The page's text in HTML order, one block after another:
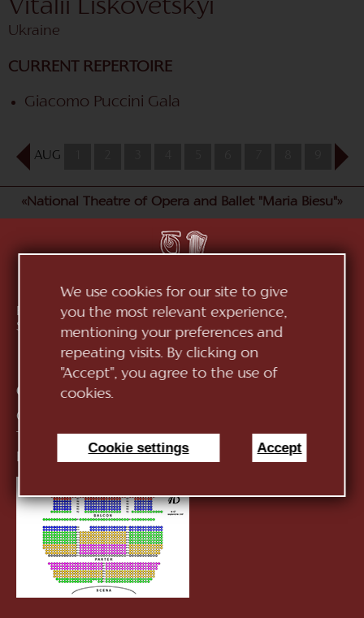
We use cookies for our site to give
you the most relevant experience,
mentioning your preferences and
repeating visits. By clicking on
"Accept", you agree to the use of
cookies.
Cookie settings Accept
Vitalii Liskovetskyi
Ukraine
CURRENT REPERTOIRE
Giacomo Puccini Gala
AUG 10
«National Theatre of Opera and Ballet "Maria Biesu"»
Republic of Moldova, MD-2012, mun. Chișinău, Bd.
Ștefan cel Mare, 152 See on map
Contacts:
General Direction:
Ticket office:
infotnob2@gmail.com